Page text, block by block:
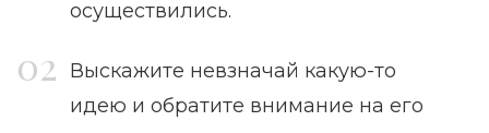
осуществились.
Выскажите невзначай какую-то
идею и обратите внимание на его